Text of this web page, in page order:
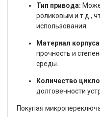
Тип привода:
роликовым и т.д.,
использования.
Материал
прочность и
среды.
Количество
долговечности
Покупая